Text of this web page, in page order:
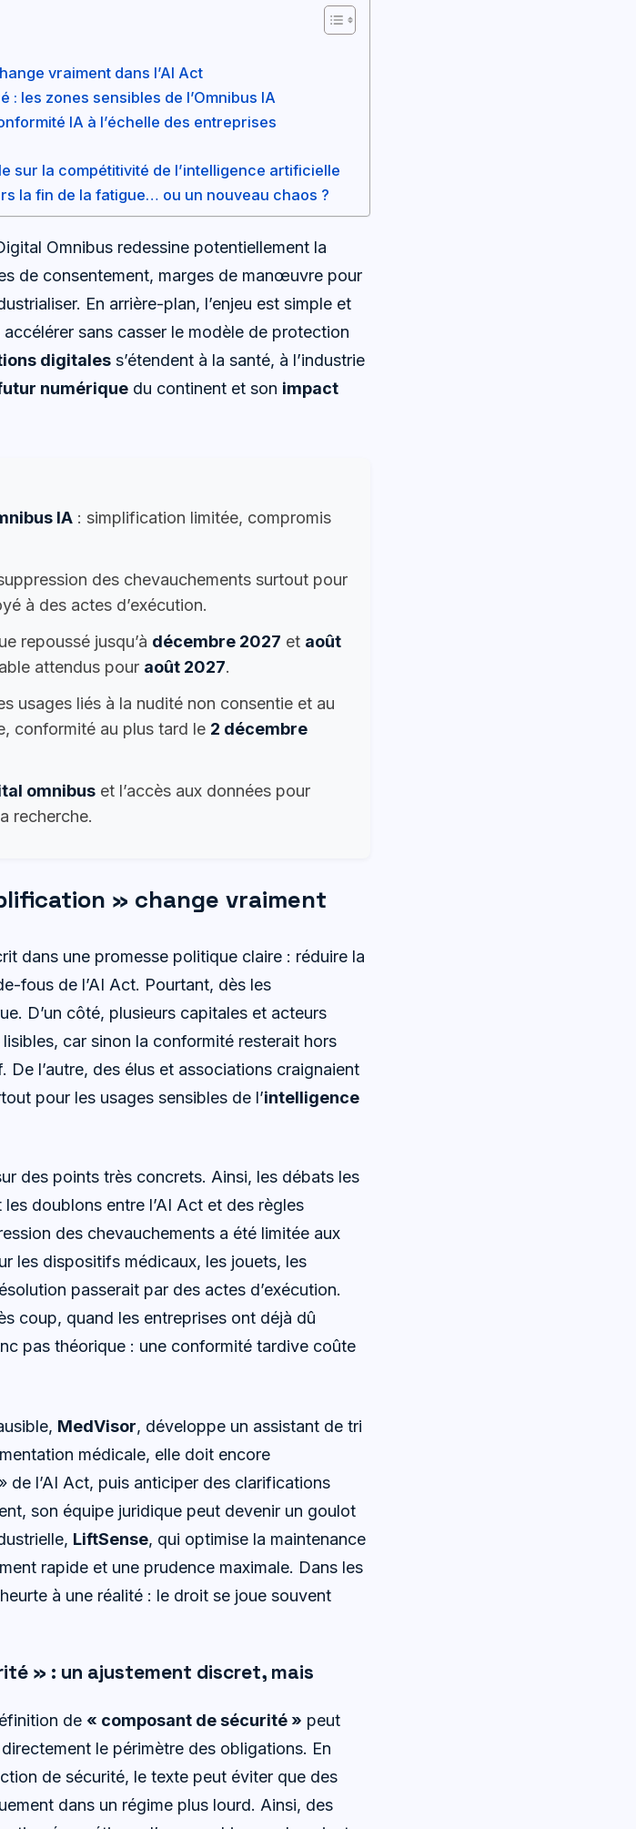
vraiment dans l’AI Act
les zones sensibles de l’Omnibus IA
IA à l’échelle des entreprises
sur la compétitivité de l’intelligence artificielle
la fin de la fatigue… ou un nouveau chaos ?
Omnibus redessine potentiellement la
de consentement, marges de manœuvre pour
En arrière-plan, l’enjeu est simple et
sans casser le modèle de protection
digitales s’étendent à la santé, à l’industrie
numérique du continent et son impact
IA: simplification limitée, compromis
des chevauchements surtout pour
à des actes d’exécution.
repoussé jusqu’à décembre 2027 et août
attendus pour août 2027.
usages liés à la nudité non consentie et au
conformité au plus tard le 2 décembre
omnibuset l’accès aux données pour
recherche.
» change vraiment
dans une promesse politique claire : réduire la
fous de l’AI Act. Pourtant, dès les
D’un côté, plusieurs capitales et acteurs
car sinon la conformité resterait hors
l’autre, des élus et associations craignaient
pour les usages sensibles de l’intelligence
des points très concrets. Ainsi, les débats les
doublons entre l’AI Act et des règles
des chevauchements a été limitée aux
les dispositifs médicaux, les jouets, les
passerait par des actes d’exécution.
coup, quand les entreprises ont déjà dû
pas théorique : une conformité tardive coûte
MedVisor, développe un assistant de tri
médicale, elle doit encore
de l’AI Act, puis anticiper des clarifications
son équipe juridique peut devenir un goulot
LiftSense, qui optimise la maintenance
rapide et une prudence maximale. Dans les
à une réalité : le droit se joue souvent
» : un ajustement discret, mais
de « composant de sécurité » peut
le périmètre des obligations. En
de sécurité, le texte peut éviter que des
dans un régime plus lourd. Ainsi, des